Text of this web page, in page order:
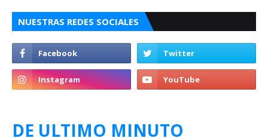
NUESTRAS REDES SOCIALES
DE ULTIMO MINUTO